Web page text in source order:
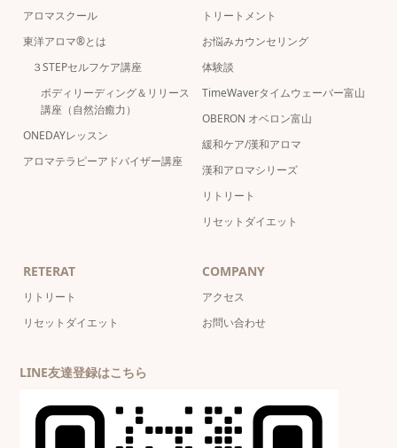
アロマスクール
東洋アロマ®とは
３STEPセルフケア講座
ボディリーディング＆リリース
講座（自然治癒力）
ONEDAYレッスン
アロマテラピーアドバイザー講座
トリートメント
お悩みカウンセリング
体験談
TimeWaverタイムウェーバー富山
OBERON オベロン富山
緩和ケア/漢和アロマ
漢和アロマシリーズ
リトリート
リセットダイエット
RETERAT
リトリート
リセットダイエット
COMPANY
アクセス
お問い合わせ
LINE友達登録はこちら